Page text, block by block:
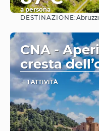
a persona
DESTINAZIONE:
CNA -
cresta
1 ATTIVITÀ